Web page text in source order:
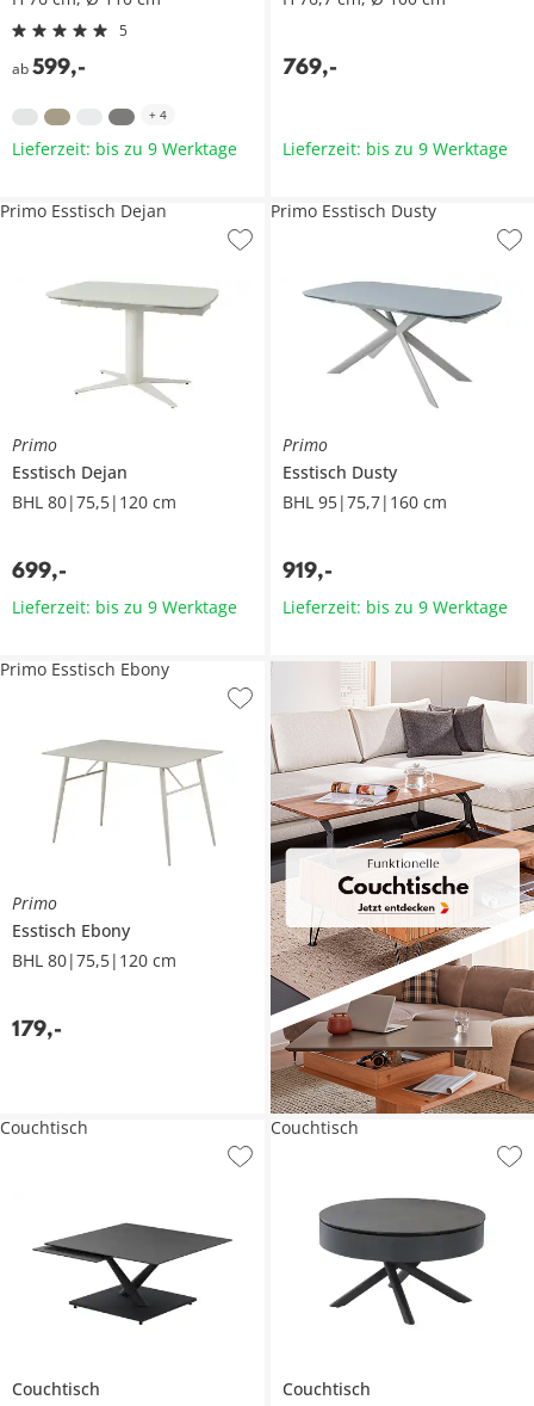
5
ab599,-
+ 4
Lieferzeit: bis zu 9 Werktage
769,-
Lieferzeit: bis zu 9 Werktage
Primo
Esstisch Dejan
BHL 80|75,5|120 cm
699,-
Primo Esstisch Dejan
Lieferzeit: bis zu 9 Werktage
Primo
Esstisch Dusty
BHL 95|75,7|160 cm
919,-
Primo Esstisch Dusty
Lieferzeit: bis zu 9 Werktage
Primo
Esstisch Ebony
BHL 80|75,5|120 cm
179,-
Primo Esstisch Ebony
Couchtisch
Couchtisch
Couchtisch
Couchtisch